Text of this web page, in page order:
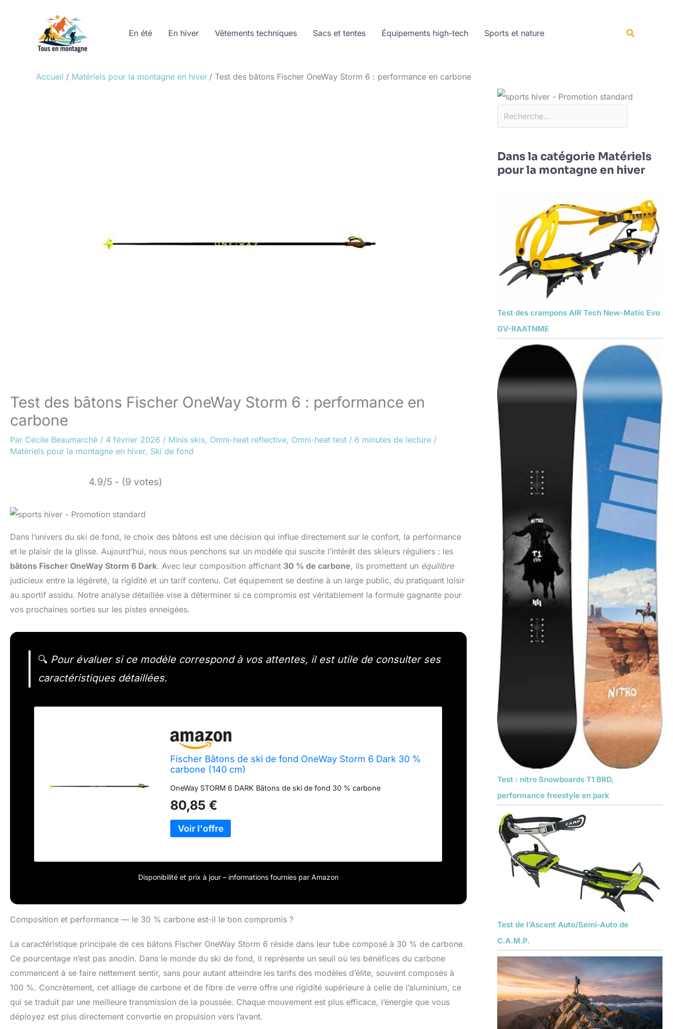
En été En hiver Vêtements techniques Sacs et tentes Équipements high-tech Sports et nature
Accueil Matériels pour la montagne en hiver Test des bâtons Fischer OneWay Storm 6 : performance en carbone
Test des bâtons Fischer OneWay Storm 6 : performance en
carbone
Par Cécile Beaumarché / 4 février 2026 / Minis skis, Omni-heat reflective, Omni-heat test / 6 minutes de lecture /
Matériels pour la montagne en hiver, Ski de fond
4.9/5 - (9 votes)
Dans l’univers du ski de fond, le choix des bâtons est une décision qui influe directement sur le confort, la performance
et le plaisir de la glisse. Aujourd’hui, nous nous penchons sur un modèle qui suscite l’intérêt des skieurs réguliers : les
bâtons Fischer OneWay Storm 6 Dark. Avec leur composition affichant 30 % de carbone, ils promettent un équilibre
judicieux entre la légèreté, la rigidité et un tarif contenu. Cet équipement se destine à un large public, du pratiquant loisir
au sportif assidu. Notre analyse détaillée vise à déterminer si ce compromis est véritablement la formule gagnante pour
vos prochaines sorties sur les pistes enneigées.
🔍 Pour évaluer si ce modèle correspond à vos attentes, il est utile de consulter ses
caractéristiques détaillées.
Fischer Bâtons de ski de fond OneWay Storm 6 Dark 30 %
carbone (140 cm)
OneWay STORM 6 DARK Bâtons de ski de fond 30 % carbone
80,85 €
Disponibilité et prix à jour – informations fournies par Amazon
Composition et performance — le 30 % carbone est-il le bon compromis ?
La caractéristique principale de ces bâtons Fischer OneWay Storm 6 réside dans leur tube composé à 30 % de carbone.
Ce pourcentage n’est pas anodin. Dans le monde du ski de fond, il représente un seuil où les bénéfices du carbone
commencent à se faire nettement sentir, sans pour autant atteindre les tarifs des modèles d’élite, souvent composés à
100 %. Concrètement, cet alliage de carbone et de fibre de verre offre une rigidité supérieure à celle de l’aluminium, ce
qui se traduit par une meilleure transmission de la poussée. Chaque mouvement est plus efficace, l’énergie que vous
déployez est plus directement convertie en propulsion vers l’avant.
Dans la catégorie Matériels
pour la montagne en hiver
Test des crampons AIR Tech New-Matic Evo
GV-RAATNME
Test : nitro Snowboards T1 BRD,
performance freestyle en park
Test de l’Ascent Auto/Semi-Auto de
C.A.M.P.